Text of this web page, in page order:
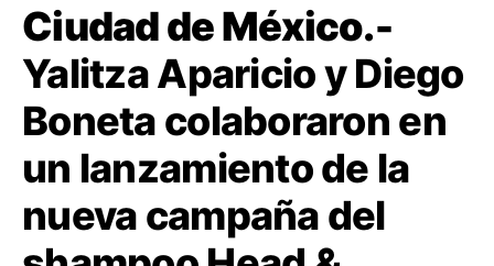
Ciudad de México.-
Yalitza Aparicio y Diego
Boneta colaboraron en
un lanzamiento de la
nueva campaña del